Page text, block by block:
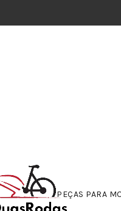
PEÇAS PARA